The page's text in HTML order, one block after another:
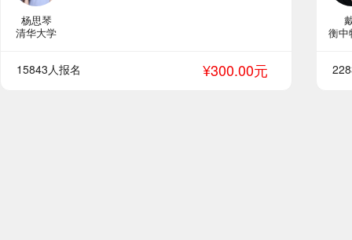
杨思琴
清华大学
15843人报名 ¥300.00元
衡中